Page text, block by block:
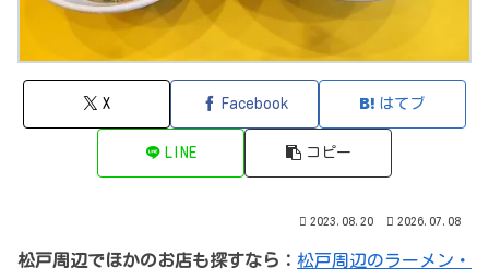
X Facebook はてブ
LINE コピー
2023.08.20 2026.07.08
松戸周辺でほかのお店も探すなら： 松戸周辺のラーメン・